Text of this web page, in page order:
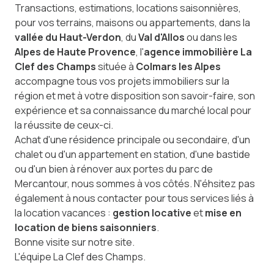
Transactions, estimations, locations saisonnières,
pour vos terrains, maisons ou appartements, dans la
vallée du Haut-Verdon, duVal d'Allosou dans les
Alpes de Haute Provence, l'agence immobilière La
Clef des Champssituée à Colmars les Alpes
accompagne tous vos projets immobiliers sur la
région et met à votre disposition son savoir-faire, son
expérience et sa connaissance du marché local pour
la réussite de ceux-ci.
Achat d'une résidence principale ou secondaire, d'un
chalet ou d'un appartement en station, d'une bastide
ou d'un bien à rénover aux portes du parc de
Mercantour, nous sommes à vos côtés. N'éhsitez pas
également à nous contacter pour tous services liés à
la location vacances : gestion locativeetmise en
location de biens saisonniers.
Bonne visite sur notre site.
L'équipe La Clef des Champs.